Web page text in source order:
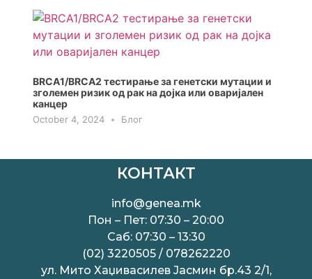
BRCA1/BRCA2 тестирање за генeтски мутации и
зголемен ризик од рак на дојка или оваријален
канцер
October 4, 2024 Блог
КОНТАКТ
info@genea.mk
Пон – Пет: 07:30 – 20:00
Саб: 07:30 – 13:30
(02) 3220505 / 078262220
ул. Мито Хаџивасилев Јасмин бр.43 2/1,